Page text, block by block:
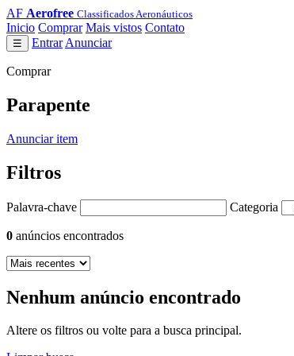
AF Aerofree Classificados Aeronáuticos
Inicio Comprar Mais vistos Contato
☰ Entrar Anunciar
Comprar
Parapente
Anunciar item
Filtros
Palavra-chave Categoria
0 anúncios encontrados
Nenhum anúncio encontrado
Altere os filtros ou volte para a busca principal.